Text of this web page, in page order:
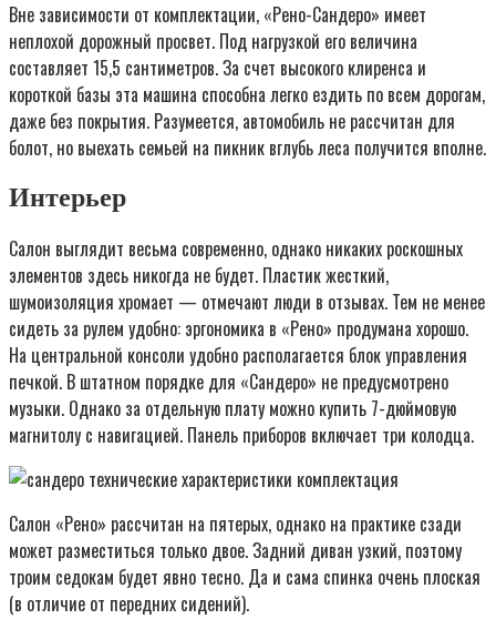
Вне зависимости от комплектации, «Рено-Сандеро» имеет
неплохой дорожный просвет. Под нагрузкой его величина
составляет 15,5 сантиметров. За счет высокого клиренса и
короткой базы эта машина способна легко ездить по всем дорогам,
даже без покрытия. Разумеется, автомобиль не рассчитан для
болот, но выехать семьей на пикник вглубь леса получится вполне.
Интерьер
Салон выглядит весьма современно, однако никаких роскошных
элементов здесь никогда не будет. Пластик жесткий,
шумоизоляция хромает — отмечают люди в отзывах. Тем не менее
сидеть за рулем удобно: эргономика в «Рено» продумана хорошо.
На центральной консоли удобно располагается блок управления
печкой. В штатном порядке для «Сандеро» не предусмотрено
музыки. Однако за отдельную плату можно купить 7-дюймовую
магнитолу с навигацией. Панель приборов включает три колодца.
Салон «Рено» рассчитан на пятерых, однако на практике сзади
может разместиться только двое. Задний диван узкий, поэтому
троим седокам будет явно тесно. Да и сама спинка очень плоская
(в отличие от передних сидений).